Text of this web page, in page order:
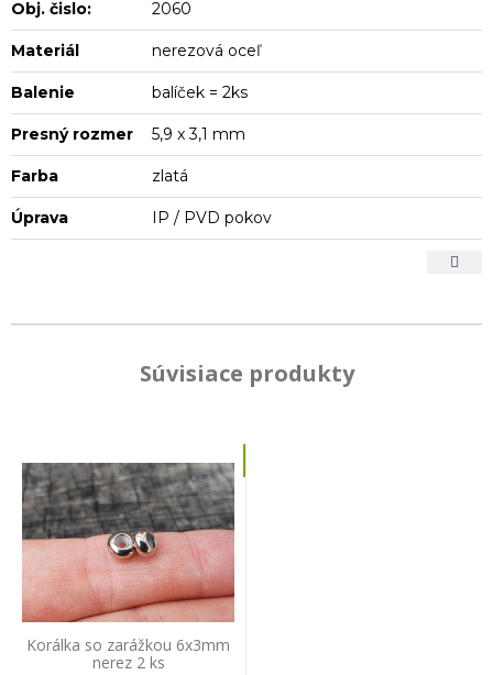
Obj. čislo: 2060
Materiál nerezová oceľ
Balenie balíček = 2ks
Presný rozmer 5,9 x 3,1 mm
Farba zlatá
Úprava IP / PVD pokov
Súvisiace produkty
Korálka so zarážkou 6x3mm
nerez 2 ks